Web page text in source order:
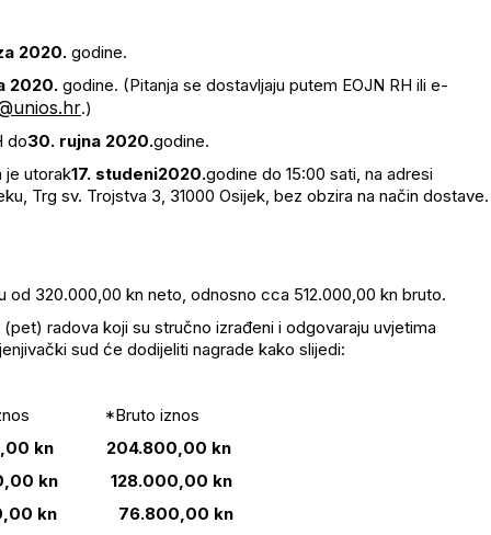
2020. godine.
2020. godine. (Pitanja se dostavljaju putem EOJN RH ili e-
.)
do30. rujna 2020.godine.
je utorak17. studeni2020.godine do 15:00 sati, na adresi
Trg sv. Trojstva 3, 31000 Osijek, bez obzira na način dostave.
od 320.000,00 kn neto, odnosno cca 512.000,00 kn bruto.
radova koji su stručno izrađeni i odgovaraju uvjetima
sud će dodijeliti nagrade kako slijedi:
*Bruto iznos
204.800,00 kn
128.000,00 kn
kn 76.800,00 kn